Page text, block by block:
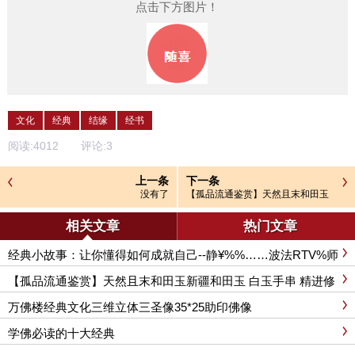
点击下方图片！
文化 经典 结缘 经书
阅读:4012 评论:3
上一条
没有了
下一条
【孤品流通鉴赏】天然且末和田玉
新疆和田玉 白玉手串 精进修行 万佛
相关文章 热门文章
经典小故事：让你懂得如何成就自己--静¥%%……波法RTV%师
【孤品流通鉴赏】天然且末和田玉新疆和田玉 白玉手串 精进修
行 万佛楼经典文化
万佛楼经典文化三维立体三圣像35*25助印佛像
学佛必读的十大经典